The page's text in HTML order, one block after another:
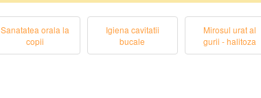
Sanatatea orala la
copii
Igiena cavitatii
bucale
Mirosul urat al
gurii - halitoza